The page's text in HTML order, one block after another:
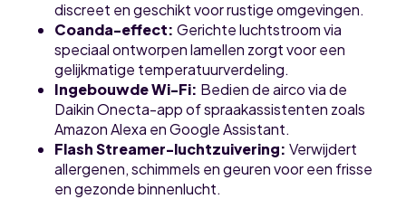
discreet en geschikt voor rustige omgevingen.
Coanda-effect: Gerichte luchtstroom via
speciaal ontworpen lamellen zorgt voor een
gelijkmatige temperatuurverdeling.
Ingebouwde Wi-Fi: Bedien de airco via de
Daikin Onecta-app of spraakassistenten zoals
Amazon Alexa en Google Assistant.
Flash Streamer-luchtzuivering: Verwijdert
allergenen, schimmels en geuren voor een frisse
en gezonde binnenlucht.